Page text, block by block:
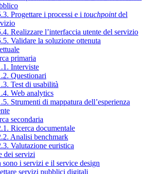
Progettare i processi e i touchpointdel
Realizzare l’interfaccia utente del servizio
Validare la soluzione ottenuta
primaria
Interviste
Questionari
Test di usabilità
Web analytics
Strumenti di mappatura dell’esperienza
secondaria
Ricerca documentale
Analisi benchmark
Valutazione euristica
dei servizi
sono i servizi e il service design
servizi pubblici digitali